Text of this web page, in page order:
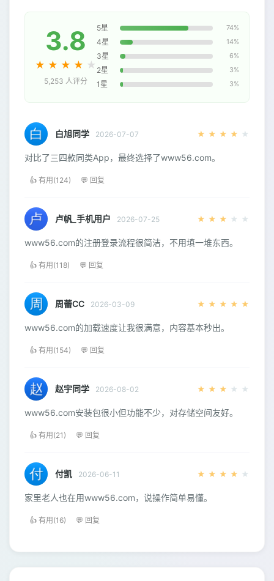
3.8
★ ★ ★ ★ ★
5,253 人评分
5星 74%
4星 14%
3星 6%
2星 3%
1星 3%
白旭同学 2026-07-07 ★ ★ ★ ★ ★
对比了三四款同类App，最终选择了www56.com。
👍 有用(124) 💬 回复
卢帆_手机用户 2026-07-25 ★ ★ ★ ★ ★
www56.com的注册登录流程很简洁，不用填一堆东西。
👍 有用(118) 💬 回复
周蕾CC 2026-03-09 ★ ★ ★ ★ ★
www56.com的加载速度让我很满意，内容基本秒出。
👍 有用(154) 💬 回复
赵宇同学 2026-08-02 ★ ★ ★ ★ ★
www56.com安装包很小但功能不少，对存储空间友好。
👍 有用(21) 💬 回复
付凯 2026-06-11 ★ ★ ★ ★ ★
家里老人也在用www56.com，说操作简单易懂。
👍 有用(16) 💬 回复